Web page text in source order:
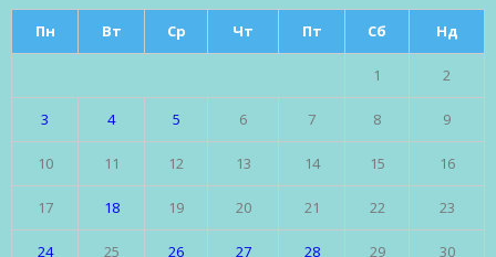
Пн Вт Ср Чт Пт Сб Нд
1 2
3 4 5 6 7 8 9
10 11 12 13 14 15 16
17 18 19 20 21 22 23
24 25 26 27 28 29 30